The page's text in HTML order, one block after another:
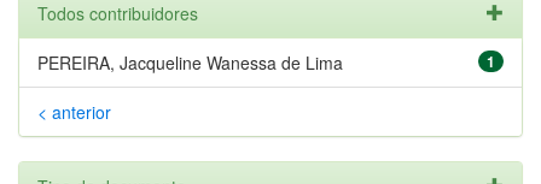
Todos contribuidores
1
PEREIRA, Jacqueline Wanessa de Lima
< anterior